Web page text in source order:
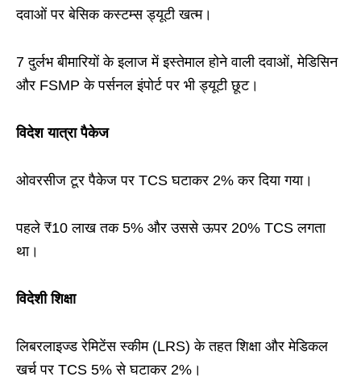
दवाओं पर बेसिक कस्टम्स ड्यूटी खत्म।
7 दुर्लभ बीमारियों के इलाज में इस्तेमाल होने वाली दवाओं, मेडिसिन
और FSMP के पर्सनल इंपोर्ट पर भी ड्यूटी छूट।
विदेश यात्रा पैकेज
ओवरसीज टूर पैकेज पर TCS घटाकर 2% कर दिया गया।
पहले ₹10 लाख तक 5% और उससे ऊपर 20% TCS लगता
था।
विदेशी शिक्षा
लिबरलाइज्ड रेमिटेंस स्कीम (LRS) के तहत शिक्षा और मेडिकल
खर्च पर TCS 5% से घटाकर 2%।